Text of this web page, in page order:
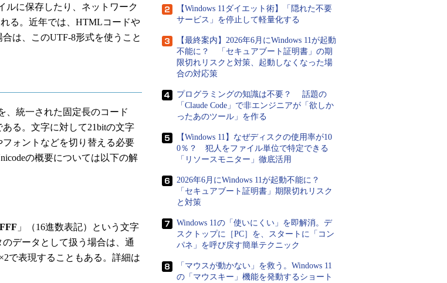
ルに保存したり、ネットワーク
る。近年では、HTMLコードや
は、このUTF-8形式を使うこと
、統一された固定長のコード
る。文字に対して21bitの文字
ォントなどを切り替える必要
の概要については以下の解
」（16進数表記）という文字
データとして扱う場合は、通
で表現することもある。詳細は
【Windows 11ダイエット術】「隠れた不要
サービス」を停止して軽量化する
【最終案内】2026年6月にWindows 11が起動
不能に？ 「セキュアブート証明書」の期
限切れリスクと対策、起動しなくなった場
合の対応策
プログラミングの知識は不要？ 話題の
「Claude Code」で非エンジニアが「欲しか
ったあのツール」を作る
【Windows 11】なぜディスクの使用率が10
0％？ 犯人をファイル単位で特定できる
「リソースモニター」徹底活用
2026年6月にWindows 11が起動不能に？
「セキュアブート証明書」期限切れリスク
と対策
Windows 11の「使いにくい」を即解消。デ
スクトップに［PC］を、スタートに「コン
パネ」を呼び戻す簡単テクニック
「マウスが動かない」を救う。Windows 11
の「マウスキー」機能を発動するショート